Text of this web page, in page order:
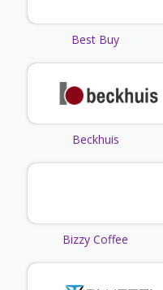
Best Buy
Beckhuis
Bizzy Coffee